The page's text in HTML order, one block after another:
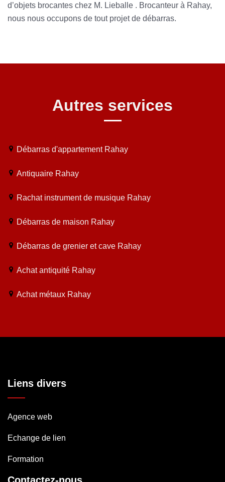
d’objets brocantes chez M. Lieballe . Brocanteur à Rahay,
nous nous occupons de tout projet de débarras.
Autres services
Débarras d'appartement Rahay
Antiquaire Rahay
Rachat instrument de musique Rahay
Débarras de maison Rahay
Débarras de grenier et cave Rahay
Achat antiquité Rahay
Achat métaux Rahay
Liens divers
Agence web
Echange de lien
Formation